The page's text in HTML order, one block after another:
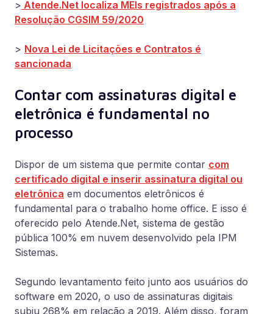
> Atende.Net localiza MEIs registrados após a
Resolução CGSIM 59/2020
> Nova Lei de Licitações e Contratos é
sancionada
Contar com assinaturas digital e
eletrônica é fundamental no
processo
Dispor de um sistema que permite contar com
certificado digital e inserir assinatura digital ou
eletrônica em documentos eletrônicos é
fundamental para o trabalho home office. E isso é
oferecido pelo Atende.Net, sistema de gestão
pública 100% em nuvem desenvolvido pela IPM
Sistemas.
Segundo levantamento feito junto aos usuários do
software em 2020, o uso de assinaturas digitais
subiu 268% em relação a 2019. Além disso, foram